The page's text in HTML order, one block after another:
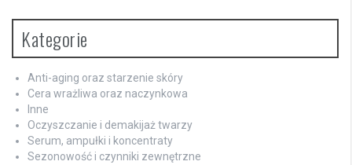
Kategorie
Anti-aging oraz starzenie skóry
Cera wrażliwa oraz naczynkowa
Inne
Oczyszczanie i demakijaż twarzy
Serum, ampułki i koncentraty
Sezonowość i czynniki zewnętrzne